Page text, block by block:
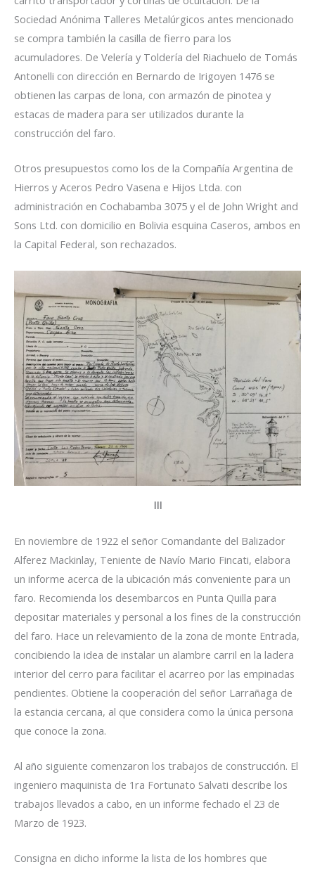
Sociedad Anónima Talleres Metalúrgicos antes mencionado
se compra también la casilla de fierro para los
acumuladores. De Velería y Toldería del Riachuelo de Tomás
Antonelli con dirección en Bernardo de Irigoyen 1476 se
obtienen las carpas de lona, con armazón de pinotea y
estacas de madera para ser utilizados durante la
construcción del faro.
Otros presupuestos como los de la Compañía Argentina de
Hierros y Aceros Pedro Vasena e Hijos Ltda. con
administración en Cochabamba 3075 y el de John Wright and
Sons Ltd. con domicilio en Bolivia esquina Caseros, ambos en
la Capital Federal, son rechazados.
III
En noviembre de 1922 el señor Comandante del Balizador
Alferez Mackinlay, Teniente de Navío Mario Fincati, elabora
un informe acerca de la ubicación más conveniente para un
faro. Recomienda los desembarcos en Punta Quilla para
depositar materiales y personal a los fines de la construcción
del faro. Hace un relevamiento de la zona de monte Entrada,
concibiendo la idea de instalar un alambre carril en la ladera
interior del cerro para facilitar el acarreo por las empinadas
pendientes. Obtiene la cooperación del señor Larrañaga de
la estancia cercana, al que considera como la única persona
que conoce la zona.
Al año siguiente comenzaron los trabajos de construcción. El
ingeniero maquinista de 1ra Fortunato Salvati describe los
trabajos llevados a cabo, en un informe fechado el 23 de
Marzo de 1923.
Consigna en dicho informe la lista de los hombres que